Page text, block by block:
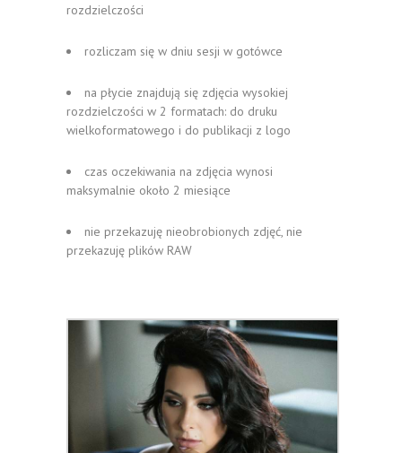
rozdzielczości
rozliczam się w dniu sesji w gotówce
na płycie znajdują się zdjęcia wysokiej
rozdzielczości w 2 formatach: do druku
wielkoformatowego i do publikacji z logo
czas oczekiwania na zdjęcia wynosi
maksymalnie około 2 miesiące
nie przekazuję nieobrobionych zdjęć, nie
przekazuję plików RAW